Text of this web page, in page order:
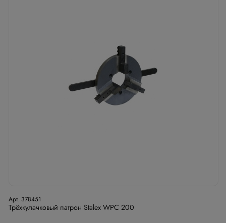
Арт. 378451
Трёхкулачковый патрон Stalex WPС 200